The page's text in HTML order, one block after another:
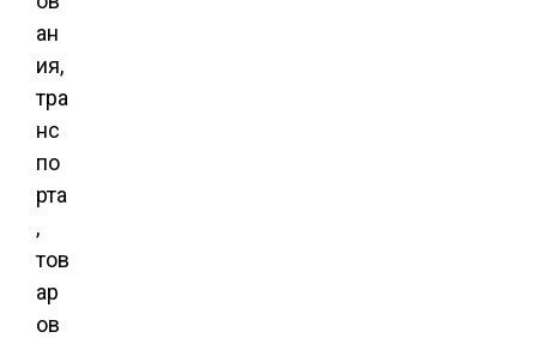
ан
ия,
тра
нс
по
рта
,
тов
ар
ов